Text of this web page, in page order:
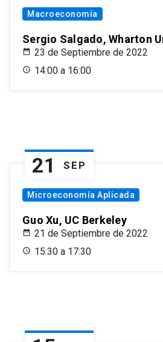
Macroeconomía
Sergio Salgado, Wharton
23 de Septiembre de 2022
14:00 a 16:00
21 SEP
Microeconomía Aplicada
Guo Xu, UC Berkeley
21 de Septiembre de 2022
15:30 a 17:30